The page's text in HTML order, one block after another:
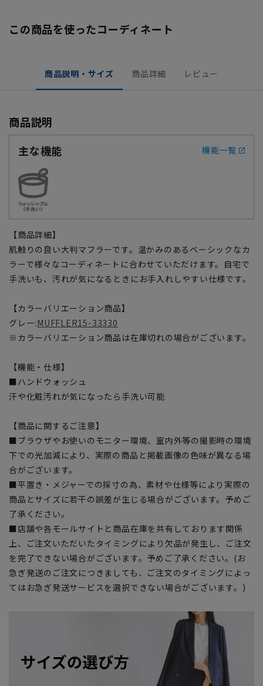
この商品を使ったコーディネート
商品説明・サイズ 商品詳細 レビュー
商品説明
主な機能
機能一覧
【商品詳細】
肌触りの良い大判マフラーです。温かみのあるベーシックなカ
ラーで様々なコーディネートに合わせていただけます。自宅で
手洗いも、汚れが気になるときにお手入れしやすい仕様です。
【カラーバリエーション商品】
グレー: MUFFLER15-33330
※カラーバリエーション商品は在庫切れの場合がございます。
【機能・仕様】
■ハンドウォッシュ
汗や化粧汚れが気になったら手洗い可能
【商品に関するご注意】
■ブラウザやお使いのモニター環境、室内外等の撮影時の環境
下での光加減により、実際の商品と掲載画像の色味が異なる場
合がございます。
■平置き・メジャーでの採寸の為、素材や仕様等により実際の
商品とサイズに若干の誤差が生じる場合がございます。予めご
了承ください。
■店舗や各モールサイトと商品在庫を共有しております関係
上、ご注文いただいたタイミングにより欠品が発生し、ご注文
を完了できない場合がございます。予めご了承ください。(お
急ぎ発送のご注文につきましても、ご注文のタイミングによっ
てはお急ぎ発送サービスを選択できない場合がございます。)